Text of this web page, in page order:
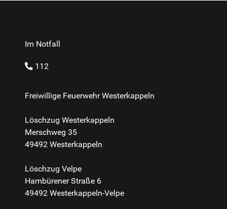
Im Notfall
112
Freiwillige Feuerwehr Westerkappeln
Löschzug Westerkappeln
Merschweg 35
49492 Westerkappeln
Löschzug Velpe
Hambürener Straße 6
49492 Westerkappeln-Velpe